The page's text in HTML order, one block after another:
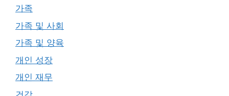
가족
가족 및 사회
가족 및 양육
개인 성장
개인 재무